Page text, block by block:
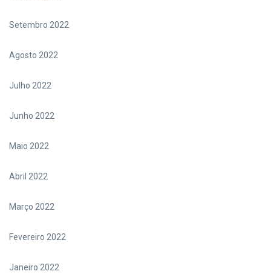
Setembro 2022
Agosto 2022
Julho 2022
Junho 2022
Maio 2022
Abril 2022
Março 2022
Fevereiro 2022
Janeiro 2022